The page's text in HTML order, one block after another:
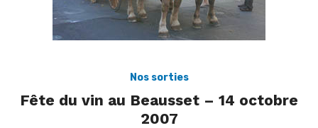
Nos sorties
Fête du vin au Beausset – 14 octobre
2007